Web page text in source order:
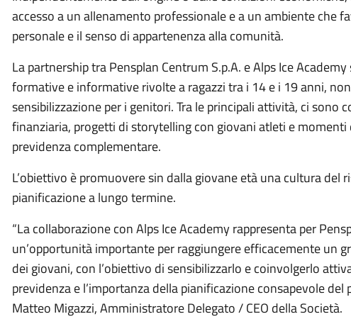
accesso a un allenamento professionale e a un ambiente che
personale e il senso di appartenenza alla comunità.
La partnership tra Pensplan Centrum S.p.A. e Alps Ice
formative e informative rivolte a ragazzi tra i 14 e i 19 anni,
sensibilizzazione per i genitori. Tra le principali attività, ci sono
finanziaria, progetti di storytelling con giovani atleti e
previdenza complementare.
L’obiettivo è promuovere sin dalla giovane età una cultura del
pianificazione a lungo termine.
“La collaborazione con Alps Ice Academy rappresenta per
un’opportunità importante per raggiungere efficacemente un
dei giovani, con l’obiettivo di sensibilizzarlo e coinvolgerlo
previdenza e l’importanza della pianificazione consapevole
Matteo Migazzi, Amministratore Delegato / CEO della Società.